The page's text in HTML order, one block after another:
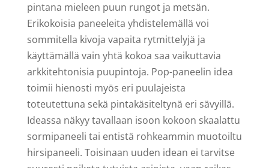
pintana mieleen puun rungot ja metsän.
Erikokoisia paneeleita yhdistelemällä voi
sommitella kivoja vapaita rytmittelyjä ja
käyttämällä vain yhtä kokoa saa vaikuttavia
arkkitehtonisia puupintoja. Pop-paneelin idea
toimii hienosti myös eri puulajeista
toteutettuna sekä pintakäsiteltynä eri sävyillä.
Ideassa näkyy tavallaan isoon kokoon skaalattu
sormipaneeli tai entistä rohkeammin muotoiltu
hirsipaneeli. Toisinaan uuden idean ei tarvitse